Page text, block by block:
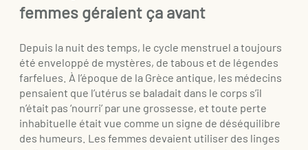
femmes géraient ça avant
Depuis la nuit des temps, le cycle menstruel a toujours
été enveloppé de mystères, de tabous et de légendes
farfelues. À l’époque de la Grèce antique, les médecins
pensaient que l’utérus se baladait dans le corps s’il
n’était pas ‘nourri’ par une grossesse, et toute perte
inhabituelle était vue comme un signe de déséquilibre
des humeurs. Les femmes devaient utiliser des linges